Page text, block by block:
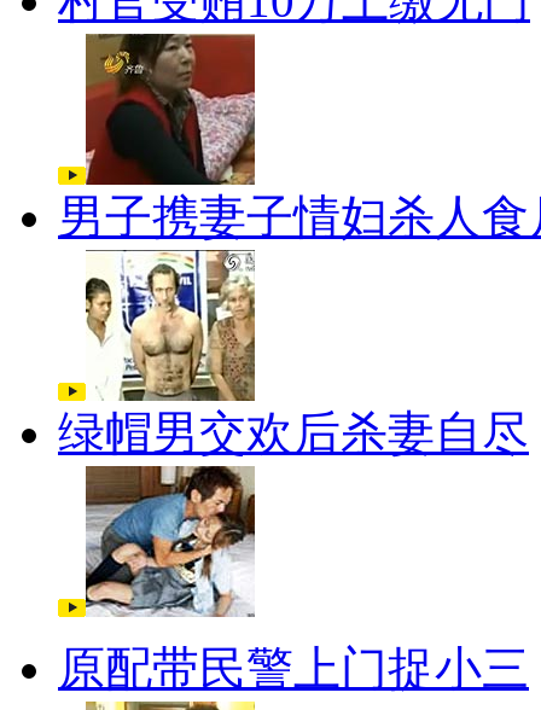
男子携妻子情妇杀人食
绿帽男交欢后杀妻自尽
原配带民警上门捉小三